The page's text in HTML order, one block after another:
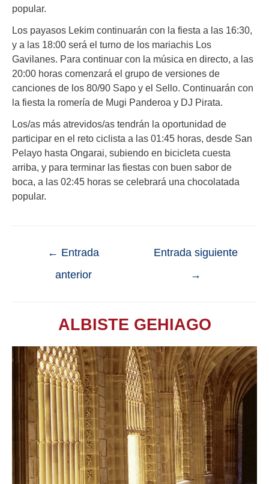
popular.
Los payasos Lekim continuarán con la fiesta a las 16:30,
y a las 18:00 será el turno de los mariachis Los
Gavilanes. Para continuar con la música en directo, a las
20:00 horas comenzará el grupo de versiones de
canciones de los 80/90 Sapo y el Sello. Continuarán con
la fiesta la romería de Mugi Panderoa y DJ Pirata.
Los/as más atrevidos/as tendrán la oportunidad de
participar en el reto ciclista a las 01:45 horas, desde San
Pelayo hasta Ongarai, subiendo en bicicleta cuesta
arriba, y para terminar las fiestas con buen sabor de
boca, a las 02:45 horas se celebrará una chocolatada
popular.
← Entrada
anterior
Entrada siguiente
→
ALBISTE GEHIAGO